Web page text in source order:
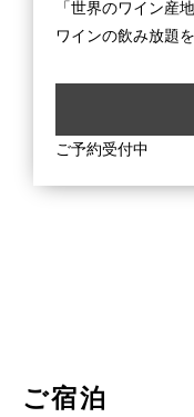
「世界のワイン産
ワインの飲み放題
ご予約受付中
ご宿泊